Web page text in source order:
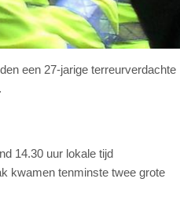
een 27-jarige terreurverdachte
14.30 uur lokale tijd
kwamen tenminste twee grote